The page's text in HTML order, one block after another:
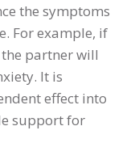
the symptoms
For example, if
partner will
It is
effect into
support for